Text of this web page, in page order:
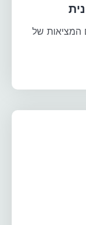
המציאות של